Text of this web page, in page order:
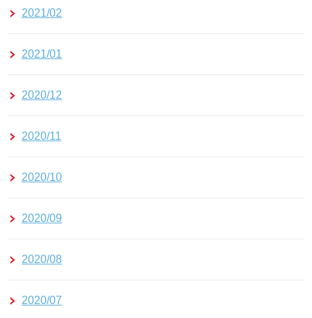
2021/02
2021/01
2020/12
2020/11
2020/10
2020/09
2020/08
2020/07